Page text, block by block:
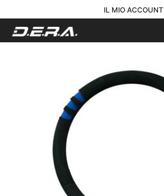
IL MIO ACCOUNT